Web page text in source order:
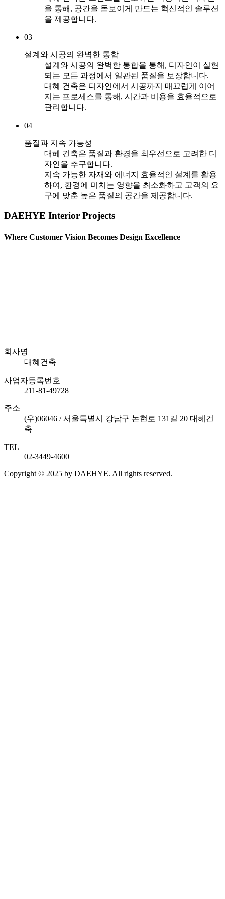
을 통해, 공간을 돋보이게 만드는 혁신적인 솔루션
을 제공합니다.
03
설계와 시공의 완벽한 통합
설계와 시공의 완벽한 통합을 통해, 디자인이 실현
되는 모든 과정에서 일관된 품질을 보장합니다.
대혜 건축은 디자인에서 시공까지 매끄럽게 이어
지는 프로세스를 통해, 시간과 비용을 효율적으로
관리합니다.
04
품질과 지속 가능성
대혜 건축은 품질과 환경을 최우선으로 고려한 디
자인을 추구합니다.
지속 가능한 자재와 에너지 효율적인 설계를 활용
하여, 환경에 미치는 영향을 최소화하고 고객의 요
구에 맞춘 높은 품질의 공간을 제공합니다.
DAEHYE Interior Projects
Where Customer Vision Becomes Design Excellence
회사명
대혜건축
사업자등록번호
211-81-49728
주소
(우)06046 / 서울특별시 강남구 논현로 131길 20 대혜건
축
TEL
02-3449-4600
Copyright © 2025 by DAEHYE. All rights reserved.